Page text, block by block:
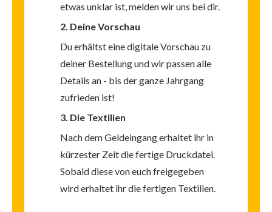
etwas unklar ist, melden wir uns bei dir.
2. Deine Vorschau
Du erhältst eine digitale Vorschau zu
deiner Bestellung und wir passen alle
Details an - bis der ganze Jahrgang
zufrieden ist!
3. Die Textilien
Nach dem Geldeingang erhaltet ihr in
kürzester Zeit die fertige Druckdatei.
Sobald diese von euch freigegeben
wird erhaltet ihr die fertigen Textilien.